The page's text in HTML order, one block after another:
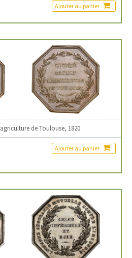
Ajouter au panier
de Toulouse, 1820
Ajouter au panier